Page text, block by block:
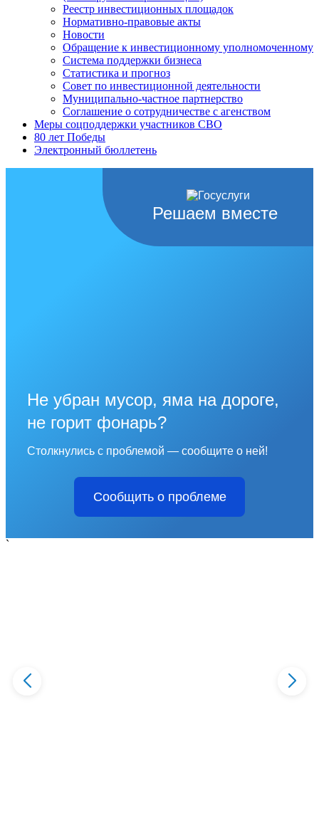
Реестр инвестиционных площадок
Нормативно-правовые акты
Новости
Обращение к инвестиционному уполномоченному
Система поддержки бизнеса
Статистика и прогноз
Совет по инвестиционной деятельности
Муниципально-частное партнерство
Соглашение о сотрудничестве с агенством
Меры соцподдержки участников СВО
80 лет Победы
Электронный бюллетень
Решаем вместе
Не убран мусор, яма на дороге,
не горит фонарь?
Столкнулись с проблемой — сообщите о ней!
Сообщить о проблеме
`